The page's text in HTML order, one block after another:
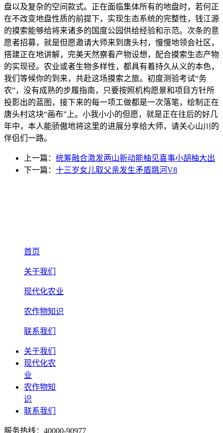
盘以及复杂的空间款式。正在面临集体所有的地盘时，若何正
在不改变地盘性质的前提下，实现生态系统的完整性，钱江源
的摸索能够给将来诸多的国度公园供给经验和示范。次条的意
愿者招募，就是但愿邀请大师来到唐头村，慢慢地领会社区，
搭建正在地讲解，完美天然察看产物设想，配合摸索生态产物
的实现径。农业或者生物多样性，都具有着持久从义的本色，
我们等候你的到来，共赴这场摸索之旅。初度测验考试“务
农”，没有成熟的步履指南，只要按照机构愿景和项目方针所
投影出的蓝图，接下来的每一项工做都是一次落笔，绘制正在
唐头村这块“画布”上。小我小小的但愿，就是正在往后的好几
年中，本人能骄傲地将这里的进展分享给大师，请关心山川的
伴侣们一路。
上一篇： 统筹融合激发两山新动能柚见喜事小胡柚大出
下一篇： 十三岁女儿取父亲发生矛盾跳河V8
首页
关于我们
现代化农业
农作物知识
联系我们
关于我们
现代化农
业
农作物知
识
联系我们
服务热线：40000-90977